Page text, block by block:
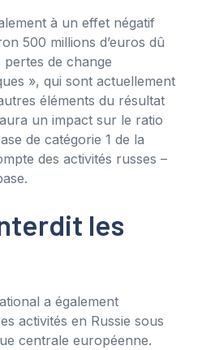
à un effet négatif
500 millions d’euros dû
de change
», qui sont actuellement
éléments du résultat
un impact sur le ratio
de catégorie 1 de la
des activités russes –
les
a également
activités en Russie sous
centrale européenne.